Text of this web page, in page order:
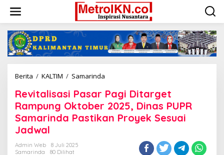
konten
Berita / KALTIM / Samarinda
Pagi
Ditarget
Rampung
Oktober
Revitalisasi Pasar Pagi Ditarget
Rampung Oktober 2025, Dinas PUPR
Samarinda Pastikan Proyek Sesuai
Jadwal
Admin Web
8 Juli 2025
Samarinda
80 Dilihat